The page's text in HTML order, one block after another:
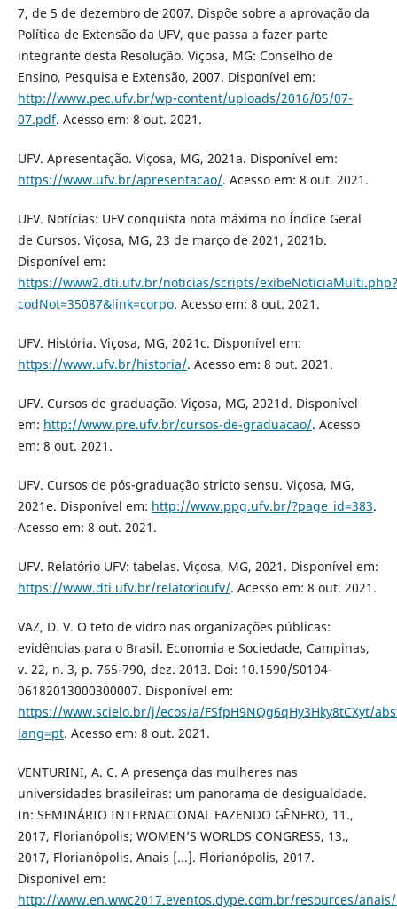
7, de 5 de dezembro de 2007. Dispõe sobre a aprovação da
Política de Extensão da UFV, que passa a fazer parte
integrante desta Resolução. Viçosa, MG: Conselho de
Ensino, Pesquisa e Extensão, 2007. Disponível em:
http://www.pec.ufv.br/wp-content/uploads/2016/05/07-
07.pdf. Acesso em: 8 out. 2021.
UFV. Apresentação. Viçosa, MG, 2021a. Disponível em:
https://www.ufv.br/apresentacao/. Acesso em: 8 out. 2021.
UFV. Notícias: UFV conquista nota máxima no Índice Geral
de Cursos. Viçosa, MG, 23 de março de 2021, 2021b.
Disponível em:
https://www2.dti.ufv.br/noticias/scripts/exibeNoticiaMulti.php?
codNot=35087&link=corpo. Acesso em: 8 out. 2021.
UFV. História. Viçosa, MG, 2021c. Disponível em:
https://www.ufv.br/historia/. Acesso em: 8 out. 2021.
UFV. Cursos de graduação. Viçosa, MG, 2021d. Disponível
em: http://www.pre.ufv.br/cursos-de-graduacao/. Acesso
em: 8 out. 2021.
UFV. Cursos de pós-graduação stricto sensu. Viçosa, MG,
2021e. Disponível em: http://www.ppg.ufv.br/?page_id=383.
Acesso em: 8 out. 2021.
UFV. Relatório UFV: tabelas. Viçosa, MG, 2021. Disponível em:
https://www.dti.ufv.br/relatorioufv/. Acesso em: 8 out. 2021.
VAZ, D. V. O teto de vidro nas organizações públicas:
evidências para o Brasil. Economia e Sociedade, Campinas,
v. 22, n. 3, p. 765-790, dez. 2013. Doi: 10.1590/S0104-
06182013000300007. Disponível em:
https://www.scielo.br/j/ecos/a/FSfpH9NQg6qHy3Hky8tCXyt/
lang=pt. Acesso em: 8 out. 2021.
VENTURINI, A. C. A presença das mulheres nas
universidades brasileiras: um panorama de desigualdade.
In: SEMINÁRIO INTERNACIONAL FAZENDO GÊNERO, 11.,
2017, Florianópolis; WOMEN’S WORLDS CONGRESS, 13.,
2017, Florianópolis. Anais [...]. Florianópolis, 2017.
Disponível em:
http://www.en.wwc2017.eventos.dype.com.br/resources/anais/